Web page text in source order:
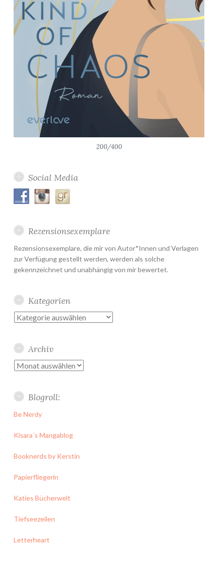
200/400
Social Media
Rezensionsexemplare
Rezensionsexemplare, die mir von Autor*Innen und Verlagen
zur Verfügung gestellt werden, werden als solche
gekennzeichnet und unabhängig von mir bewertet.
Kategorien
Kategorien
Archiv
Archiv
Blogroll:
Be Nerdy
Kisara´s Mangablog
Booknerds by Kerstin
Papierfliegerin
Katies Bücherwelt
Tiefseezeilen
Letterheart